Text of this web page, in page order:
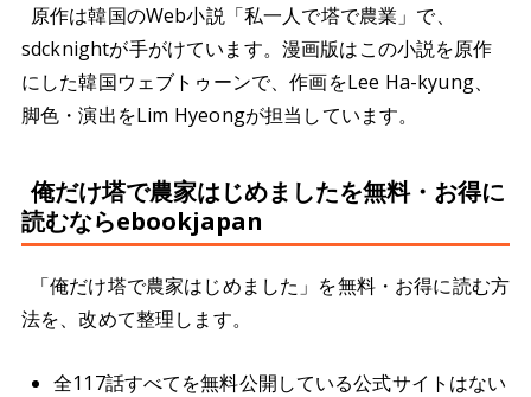
原作は韓国のWeb小説「私一人で塔で農業」で、
sdcknightが手がけています。漫画版はこの小説を原作
にした韓国ウェブトゥーンで、作画をLee Ha-kyung、
脚色・演出をLim Hyeongが担当しています。
俺だけ塔で農家はじめましたを無料・お得に
読むならebookjapan
「俺だけ塔で農家はじめました」を無料・お得に読む方
法を、改めて整理します。
全117話すべてを無料公開している公式サイトはない